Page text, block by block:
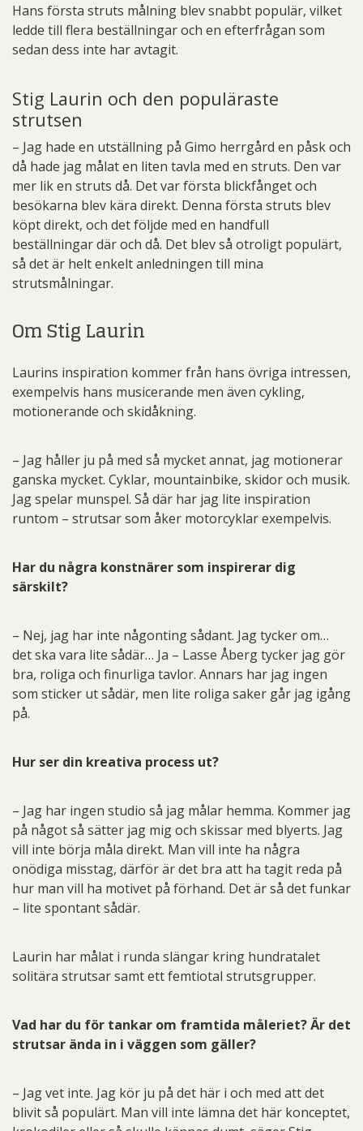
Hans första struts målning blev snabbt populär, vilket
ledde till flera beställningar och en efterfrågan som
sedan dess inte har avtagit.
Stig Laurin och den populäraste
strutsen
– Jag hade en utställning på Gimo herrgård en påsk och
då hade jag målat en liten tavla med en struts. Den var
mer lik en struts då. Det var första blickfånget och
besökarna blev kära direkt. Denna första struts blev
köpt direkt, och det följde med en handfull
beställningar där och då. Det blev så otroligt populärt,
så det är helt enkelt anledningen till mina
strutsmålningar.
Om Stig Laurin
Laurins inspiration kommer från hans övriga intressen,
exempelvis hans musicerande men även cykling,
motionerande och skidåkning.
– Jag håller ju på med så mycket annat, jag motionerar
ganska mycket. Cyklar, mountainbike, skidor och musik.
Jag spelar munspel. Så där har jag lite inspiration
runtom – strutsar som åker motorcyklar exempelvis.
Har du några konstnärer som inspirerar dig
särskilt?
– Nej, jag har inte någonting sådant. Jag tycker om…
det ska vara lite sådär… Ja – Lasse Åberg tycker jag gör
bra, roliga och finurliga tavlor. Annars har jag ingen
som sticker ut sådär, men lite roliga saker går jag igång
på.
Hur ser din kreativa process ut?
– Jag har ingen studio så jag målar hemma. Kommer jag
på något så sätter jag mig och skissar med blyerts. Jag
vill inte börja måla direkt. Man vill inte ha några
onödiga misstag, därför är det bra att ha tagit reda på
hur man vill ha motivet på förhand. Det är så det funkar
– lite spontant sådär.
Laurin har målat i runda slängar kring hundratalet
solitära strutsar samt ett femtiotal strutsgrupper.
Vad har du för tankar om framtida måleriet? Är det
strutsar ända in i väggen som gäller?
– Jag vet inte. Jag kör ju på det här i och med att det
blivit så populärt. Man vill inte lämna det här konceptet,